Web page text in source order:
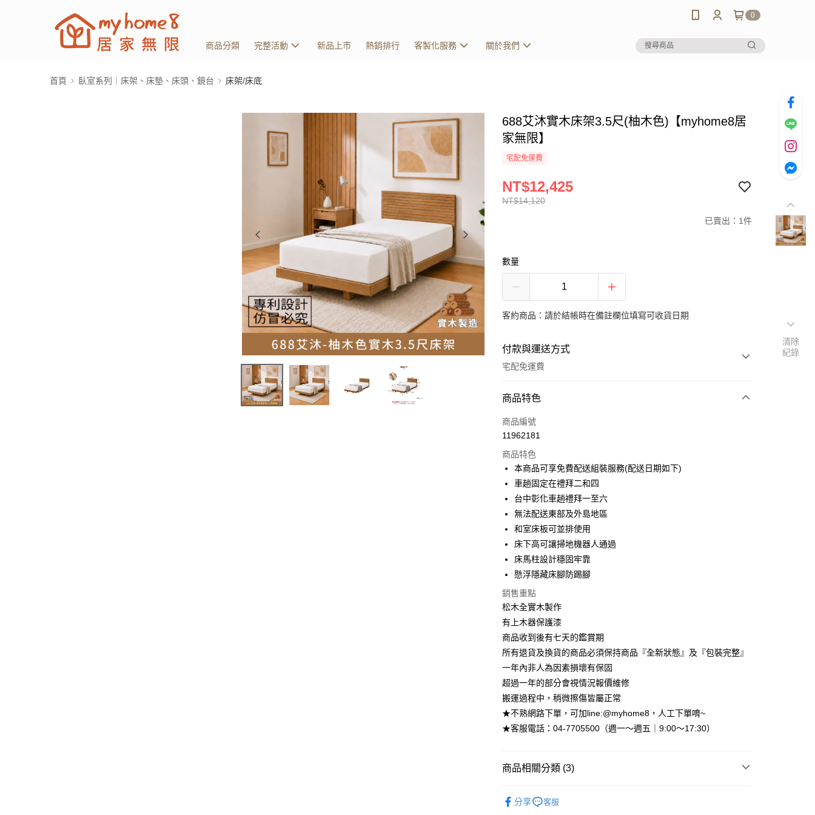
0
商品分類 完整活動 新品上市 熱銷排行 客製化服務 關於我們
首頁 臥室系列｜床架、床墊、床頭、鏡台 床架/床底
688艾沐實木床架3.5尺(柚木色)【myhome8居
家無限】
宅配免運費
NT$14,120
NT$12,425
已賣出：1件
數量
客約商品：請於結帳時在備註欄位填寫可收貨日期
付款與運送方式
宅配免運費
付款方式
信用卡一次付款
3 期 0 利率 每期NT$4,141
合作金庫商業銀行
華南商業銀行
國泰世華商業銀行
臺灣中小企業銀行
匯豐（台灣）商業銀行
聯邦商業銀行
元大商業銀行
台新國際商業銀行
台灣樂天信用卡公司
6 期 0 利率 每期NT$2,070
合作金庫商業銀行
華南商業銀行
上海商業儲蓄銀行
臺灣中小企業銀行
匯豐（台灣）商業銀行
聯邦商業銀行
元大商業銀行
台新國際商業銀行
台灣樂天信用卡公司
LINE Pay
Apple Pay
街口支付
悠遊付
Google Pay
大哥付你分期
相關說明
【大哥付你分期使用說明】
1.本服務由台灣大哥大提供，台灣大哥大用戶可立即使用無須另外申請。
2.付款方式選擇「大哥付你分期」，訂單成立後會自動跳轉到大哥付的交易
流程，驗證手機門號後，選擇欲分期的期數、繳款截止日，確認付款後即
完成交易。
3.實際核准額度、可分期數及費用金額請依後續交易確認頁面所載為準。
消。如遇「轉專審核」未通過狀況，表示未達大哥付你分期系統評分，恕
無法說明評估內容。
2.透過簡訊連結打開帳單後，可選擇「超商條碼／台灣大直營門市／銀行轉
【注意事項】
AFTEE先享後付
相關說明
AFTEE先享後付是「在收到商品之後才付款」的支付方式。 讓您購物簡單
便利好安心！
１．簡單：不需註冊會員、不需綁卡、不需儲值。
２．便利：只要手機號碼，簡訊認證，即可結帳。
３．安心：先確認商品／服務後，再付款。
１．於結帳方式選擇「AFTEE先享後付」後，將跳轉至「AFTEE先享後
付」結帳頁面，進行簡訊認證並確認金額後，即可完成結帳。
３．收到繳費通知簡訊後14天內，點擊此簡訊中的連結，可透過四大超商
／ATM／網路銀行／等多元方式進行付款，方視為交易完成。
ATM付款
運送方式
樓 3.購買大型家具，可一同配送組裝
➤大型傢俱『免費組裝』：1.車趟為週二、週四 2.可指定日期，無
商品特色
商品編號
11962181
商品特色
本商品可享免費配送組裝服務(配送日期如下)
車趟固定在禮拜二和四
台中彰化車趟禮拜一至六
無法配送東部及外島地區
和室床板可並排使用
床下高可讓掃地機器人通過
床馬柱設計穩固牢靠
懸浮隱藏床腳防踢腳
銷售重點
松木全實木製作
有上木器保護漆
商品收到後有七天的鑑賞期
所有退貨及換貨的商品必須保持商品『全新狀態』及『包裝完整』
一年內非人為因素損壞有保固
超過一年的部分會視情況報價維修
搬運過程中，稍微擦傷皆屬正常
★不熟網路下單，可加line:@myhome8，人工下單唷~
★客服電話：04-7705500（週一～週五｜9:00～17:30）
商品相關分類 (3)
分享 客服
清除
紀錄